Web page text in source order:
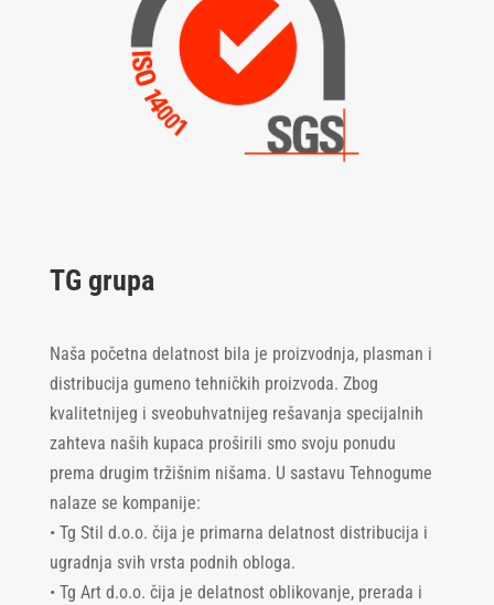
TG grupa
Naša početna delatnost bila je proizvodnja, plasman i
distribucija gumeno tehničkih proizvoda. Zbog
kvalitetnijeg i sveobuhvatnijeg rešavanja specijalnih
zahteva naših kupaca proširili smo svoju ponudu
prema drugim tržišnim nišama. U sastavu Tehnogume
nalaze se kompanije:
• Tg Stil d.o.o. čija je primarna delatnost distribucija i
ugradnja svih vrsta podnih obloga.
• Tg Art d.o.o. čija je delatnost oblikovanje, prerada i